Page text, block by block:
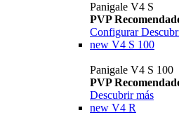
Panigale V4 S
PVP
Configurar
new V4 S 100
Panigale V4 S 100
PVP
Descubrir más
new V4 R